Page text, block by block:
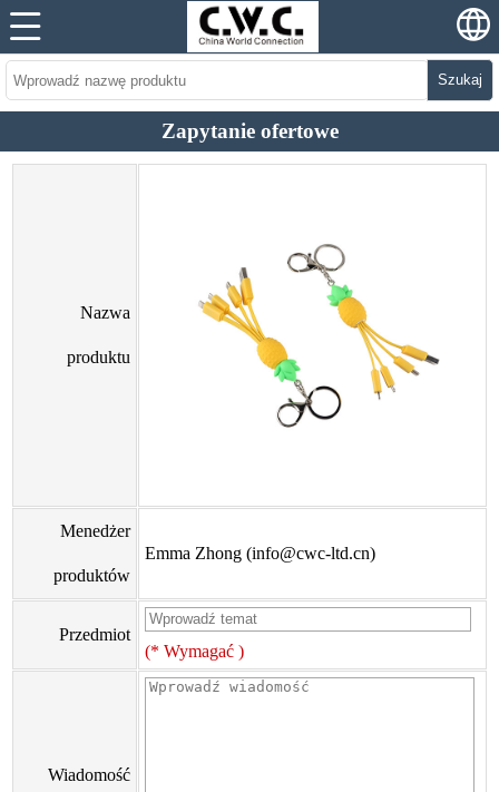
Szukaj
Zapytanie ofertowe
Nazwa
produktu
Menedżer
produktów
Emma Zhong (info@cwc-ltd.cn)
Przedmiot
(* Wymagać )
Wiadomość